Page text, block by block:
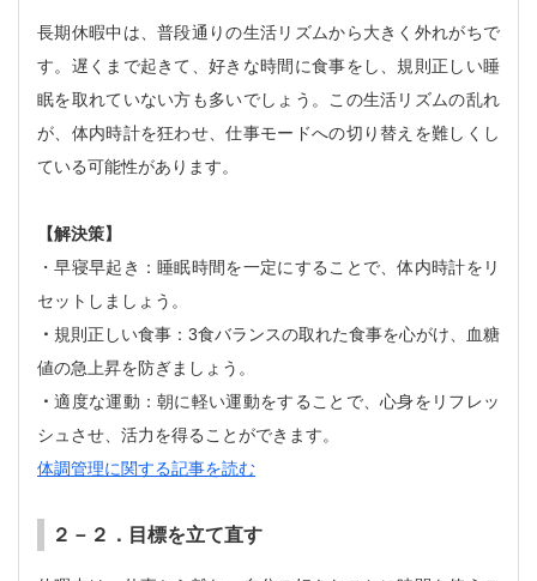
長期休暇中は、普段通りの生活リズムから大きく外れがちで
す。遅くまで起きて、好きな時間に食事をし、規則正しい睡
眠を取れていない方も多いでしょう。この生活リズムの乱れ
が、体内時計を狂わせ、仕事モードへの切り替えを難しくし
ている可能性があります。
【解決策】
・早寝早起き：睡眠時間を一定にすることで、体内時計をリ
セットしましょう。
・ 規則正しい食事：3食バランスの取れた食事を心がけ、血糖
値の急上昇を防ぎましょう。
・適度な運動：朝に軽い運動をすることで、心身をリフレッ
シュさせ、活力を得ることができます。
体調管理に関する記事を読む
２－２．目標を立て直す